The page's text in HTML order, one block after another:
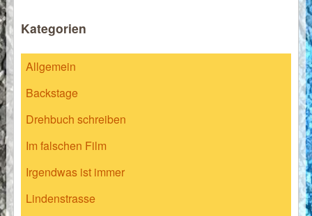
Kategorien
Allgemein
Backstage
Drehbuch schreiben
Im falschen Film
Irgendwas ist immer
Lindenstrasse